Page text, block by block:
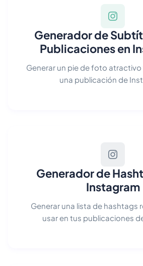
Generador de
Publicaciones en
Generar un pie de foto
una publicación de
Generador de
Instagram
Generar una lista de hashtags
usar en tus publicaciones